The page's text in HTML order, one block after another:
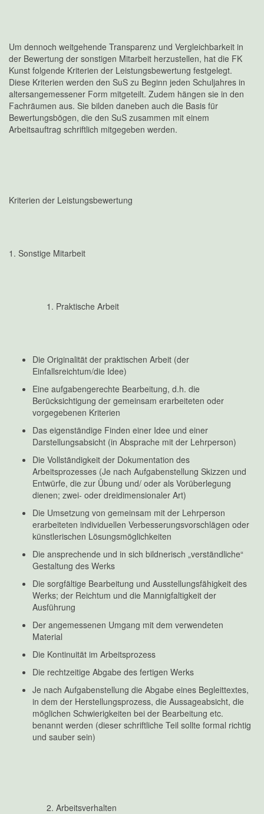
Um dennoch weitgehende Transparenz und Vergleichbarkeit in
der Bewertung der sonstigen Mitarbeit herzustellen, hat die FK
Kunst folgende Kriterien der Leistungsbewertung festgelegt.
Diese Kriterien werden den SuS zu Beginn jeden Schuljahres in
altersangemessener Form mitgeteilt. Zudem hängen sie in den
Fachräumen aus. Sie bilden daneben auch die Basis für
Bewertungsbögen, die den SuS zusammen mit einem
Arbeitsauftrag schriftlich mitgegeben werden.
Kriterien der Leistungsbewertung
1. Sonstige Mitarbeit
Praktische Arbeit
Die Originalität der praktischen Arbeit (der
Einfallsreichtum/die Idee)
Eine aufgabengerechte Bearbeitung, d.h. die
Berücksichtigung der gemeinsam erarbeiteten oder
vorgegebenen Kriterien
Das eigenständige Finden einer Idee und einer
Darstellungsabsicht (in Absprache mit der Lehrperson)
Die Vollständigkeit der Dokumentation des
Arbeitsprozesses (Je nach Aufgabenstellung Skizzen und
Entwürfe, die zur Übung und/ oder als Vorüberlegung
dienen; zwei- oder dreidimensionaler Art)
Die Umsetzung von gemeinsam mit der Lehrperson
erarbeiteten individuellen Verbesserungsvorschlägen oder
künstlerischen Lösungsmöglichkeiten
Die ansprechende und in sich bildnerisch „verständliche“
Gestaltung des Werks
Die sorgfältige Bearbeitung und Ausstellungsfähigkeit des
Werks; der Reichtum und die Mannigfaltigkeit der
Ausführung
Der angemessenen Umgang mit dem verwendeten
Material
Die Kontinuität im Arbeitsprozess
Die rechtzeitige Abgabe des fertigen Werks
Je nach Aufgabenstellung die Abgabe eines Begleittextes,
in dem der Herstellungsprozess, die Aussageabsicht, die
möglichen Schwierigkeiten bei der Bearbeitung etc.
benannt werden (dieser schriftliche Teil sollte formal richtig
und sauber sein)
Arbeitsverhalten